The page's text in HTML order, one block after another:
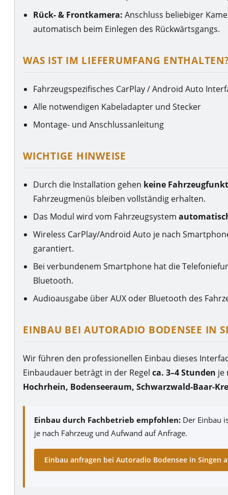
Rück- & Frontkamera: Anschluss beliebiger
automatisch beim Einlegen des Rückwärtsgangs.
WAS IST IM LIEFERUMFANG
Fahrzeugspezifisches CarPlay / Android Auto
Alle notwendigen Kabeladapter und Stecker
Montage- und Anschlussanleitung
WICHTIGE HINWEISE
Durch die Installation gehen keine
Fahrzeugmenüs bleiben vollständig erhalten.
Das Modul wird vom Fahrzeugsystem
Wireless CarPlay/Android Auto je nach
garantiert.
Bei verbundenem Smartphone hat die
Bluetooth.
Audioausgabe über AUX oder Bluetooth des
EINBAU BEI AUTORADIO BODENSEE IN
Wir führen den professionellen Einbau dieses
Einbaudauer beträgt in der Regel ca. 3–4 Stunden je
Hochrhein, Bodenseeraum, Schwarzwald-Baar-
Einbau durch Fachbetrieb empfohlen: Der Einbau
je nach Fahrzeug und Aufwand auf Anfrage.
Einbau anfragen bei Autoradio Bodensee in Singen